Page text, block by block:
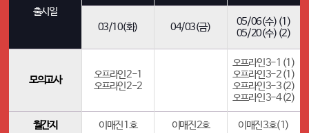
출시일
03/10(화) 04/03(금)
05/06(수) (1)
05/20(수) (2)
모의고사
오프라인 2-1
오프라인 2-2
오프라인 3-1 (1)
오프라인 3-2 (1)
오프라인 3-3 (2)
오프라인 3-4 (2)
월간지 이매진 1호 이매진 2호 이매진 3호(1)